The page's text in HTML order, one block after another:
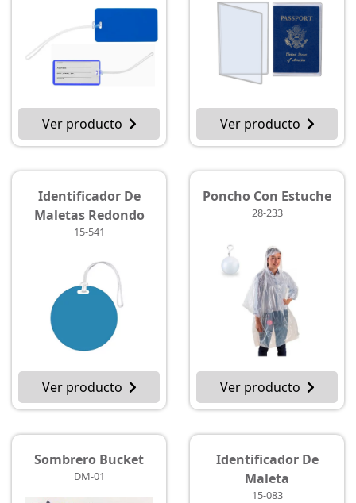
Ver producto Ver producto
Identificador De
Maletas Redondo
15-541
Ver producto
Poncho Con Estuche
28-233
Ver producto
Sombrero Bucket
DM-01
Identificador De
Maleta
15-083